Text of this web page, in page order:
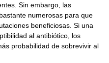
Sin embargo, las
numerosas para que
beneficiosas. Si una
al antibiótico, los
probabilidad de sobrevivir al